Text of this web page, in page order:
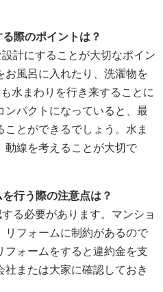
際のポイントは？
計にすることが大切なポイン
お風呂に入れたり、洗濯物を
水まわりを行き来することに
ンパクトになっていると、最
とができるでしょう。水ま
動線を考えることが大切で
行う際の注意点は？
る必要があります。マンショ
リフォームに制約があるので
ォームをすると違約金を支
または大家に確認しておき